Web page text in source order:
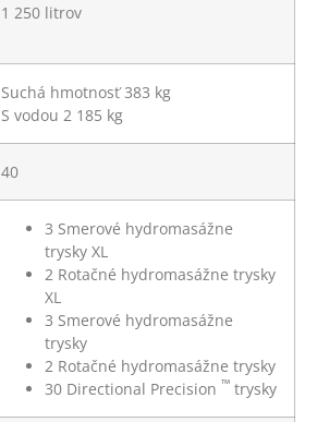
1 250 litrov
Suchá hmotnosť 383 kg
S vodou 2 185 kg
40
3 Smerové hydromasážne
trysky XL
2 Rotačné hydromasážne trysky
XL
3 Smerové hydromasážne
trysky
2 Rotačné hydromasážne trysky
30 Directional Precision ™ trysky